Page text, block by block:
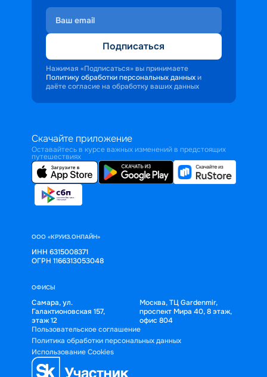
Подписаться
Нажимая «Подписаться» вы принимаете
Политику обработки персональных данных и
даёте согласие на обработку ваших данных
Скачайте приложение
Оставайтесь в курсе важных изменений в предстоящих
путешествиях
ООО «КРУИЗ.ОНЛАЙН»
ИНН 6315008371
ОГРН 1166313053048
ОФИСЫ
Самара, ул.
Галактионовская 157,
этаж 12
Москва, ТЦ Gardenmir,
проспект Мира 40, 8 этаж,
офис 804
Пользовательское соглашение
Политика обработки персональных данных
Использование Cookies